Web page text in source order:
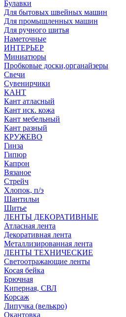
Булавки
Для бытовых швейных машин
Для промышленных машин
Для ручного шитья
Наметочные
ИНТЕРЬЕР
Миниатюры
Пробковые доски,органайзеры
Свечи
Сувенирчики
КАНТ
Кант атласный
Кант иск. кожа
Кант мебельный
Кант разный
КРУЖЕВО
Гинза
Гипюр
Капрон
Вязаное
Стрейч
Хлопок, п/э
Шантильи
Шитье
ЛЕНТЫ ДЕКОРАТИВНЫЕ
Атласная лента
Декоративная лента
Металлизированная лента
ЛЕНТЫ ТЕХНИЧЕСКИЕ
Светоотражающие ленты
Косая бейка
Брючная
Киперная, СВЛ
Корсаж
Липучка (велькро)
Окантовка